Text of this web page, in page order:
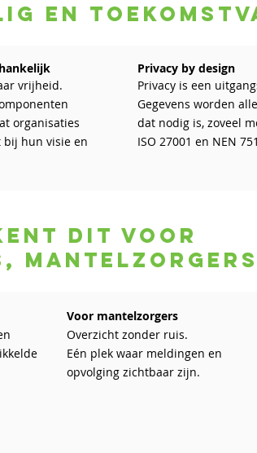
en
vrijheid.
organisaties
bij hun visie en
Privacy by design
Privacy is een
Gegevens worden
dat nodig is, zoveel
ISO 27001 en NEN
dit voor
Voor mantelzorgers
Overzicht zonder ruis.
Eén plek waar meldingen en
opvolging zichtbaar zijn.